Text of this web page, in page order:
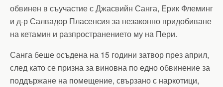
обвинен в съучастие с Джасвийн Санга, Ерик Флеминг
и д-р Салвадор Пласенсия за незаконно придобиване
на кетамин и разпространението му на Пери.
Санга беше осъдена на 15 години затвор през април,
след като се призна за виновна по едно обвинение за
поддържане на помещение, свързано с наркотици,